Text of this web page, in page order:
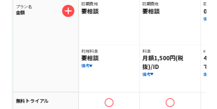
プラン名
金額
無料トライアル
初期費用
要相談
利用料金
要相談
備考
初期費用
要相談
料金
月額1,500円(税
抜)/ID
備考
初期費
0円
備考
eラー
で
備考